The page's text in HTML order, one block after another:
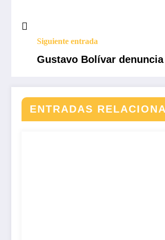
Siguiente entrada
Gustavo Bolívar
ENTRADAS